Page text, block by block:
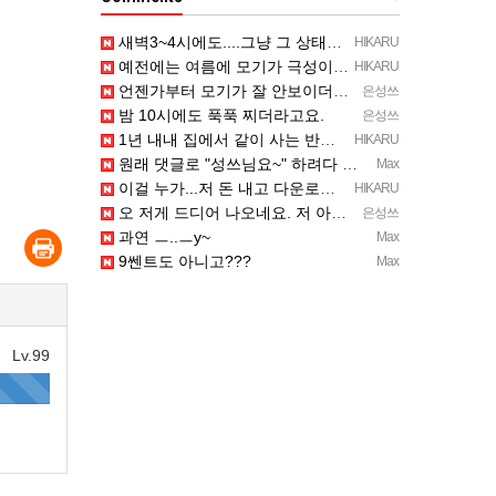
Lv.99
HIKARU
새벽3~4시에도....그냥 그 상태예요...최근 1주일은....
HIKARU
예전에는 여름에 모기가 극성이었는데, 여름에는 안나오는 것 같은.....ㅎ ㅎ)
은성쓰
언젠가부터 모기가 잘 안보이더라고요.
은성쓰
밤 10시에도 푹푹 찌더라고요.
HIKARU
1년 내내 집에서 같이 사는 반려곤충.....이죠...
Max
원래 댓글로 "성쓰님요~" 하려다 말았는데... 본인 등판 ㅡ..ㅡy~
HIKARU
이걸 누가...저 돈 내고 다운로드 버전으로 하냐... 성쓰님이 계셨다!!!...
은성쓰
오 저게 드디어 나오네요. 저 아케이드 아케이브즈 게임 많이 샀는데요 ㅎㅎㅎ
Max
과연 ㅡ..ㅡy~
Max
9쎈트도 아니고???